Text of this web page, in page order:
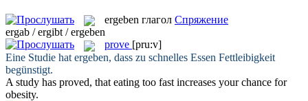
ergeben глагол Спряжение
ergab / ergibt / ergeben
prove [pru:v]
Eine Studie hat ergeben, dass zu schnelles Essen Fettleibigkeit
begünstigt.
A study has proved, that eating too fast increases your chance for
obesity.